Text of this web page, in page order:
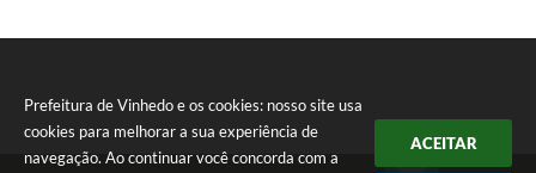
Prefeitura de Vinhedo e os cookies: nosso site usa
cookies para melhorar a sua experiência de
navegação. Ao continuar você concorda com a
ACEITAR